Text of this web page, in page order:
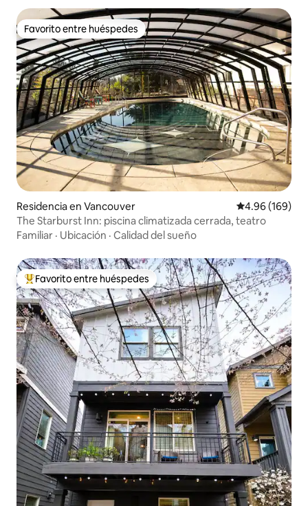
Favorito entre huéspedes
Favorito entre huéspedes
Residencia en Vancouver Calificación
4.96 (169)
The Starburst Inn: piscina climatizada cerrada, teatro
Familiar · Ubicación · Calidad del sueño
De los mejores en Favorito entre huéspedes
Favorito entre huéspedes